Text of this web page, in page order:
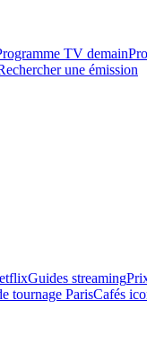
TV demain
une émission
Guides streaming
tournage ParisCafés